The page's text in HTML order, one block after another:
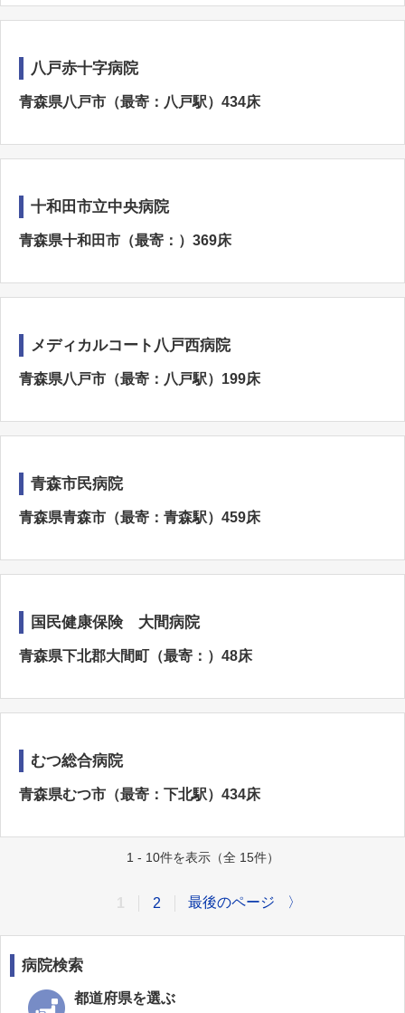
八戸赤十字病院
青森県八戸市（最寄：八戸駅）434床
十和田市立中央病院
青森県十和田市（最寄：）369床
メディカルコート八戸西病院
青森県八戸市（最寄：八戸駅）199床
青森市民病院
青森県青森市（最寄：青森駅）459床
国民健康保険 大間病院
青森県下北郡大間町（最寄：）48床
むつ総合病院
青森県むつ市（最寄：下北駅）434床
1 - 10件を表示（全 15件）
2 最後のページ 〉
病院検索
都道府県を選ぶ